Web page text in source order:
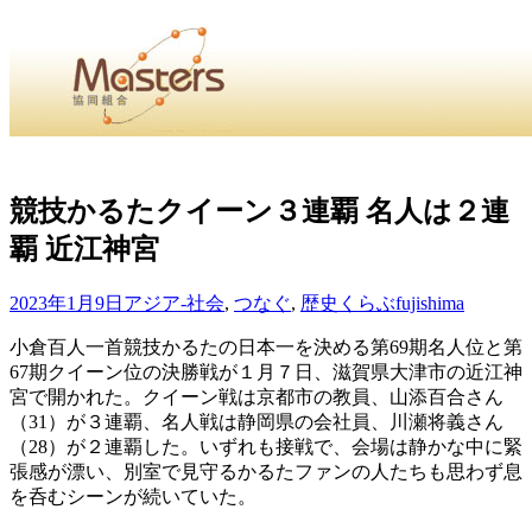
せ・
・Home・ ・理 念・ ・沿 革・ ・組織図・ ・会
協同組合Masters／
国土交通省・経済産業省・農林水産省・厚生労働省 認可
Masters組合員ログイン
競技かるたクイーン３連覇 名人は２連
覇 近江神宮
2023年1月9日 アジア-社会, つなぐ, 歴史くらぶfujishima
小倉百人一首競技かるたの日本一を決める第69期名人位と第
67期クイーン位の決勝戦が１月７日、滋賀県大津市の近江神
宮で開かれた。クイーン戦は京都市の教員、山添百合さん
（31）が３連覇、名人戦は静岡県の会社員、川瀬将義さん
（28）が２連覇した。いずれも接戦で、会場は静かな中に緊
張感が漂い、別室で見守るかるたファンの人たちも思わず息
を呑むシーンが続いていた。